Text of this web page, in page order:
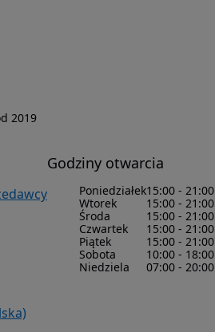
2019
Godziny otwarcia
Poniedziałek15:00 - 21:00
Wtorek
15:00 - 21:00
Środa
15:00 - 21:00
Czwartek
15:00 - 21:00
Piątek
15:00 - 21:00
Sobota
10:00 - 18:00
Niedziela
07:00 - 20:00